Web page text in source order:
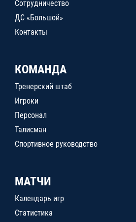
Сотрудничество
ДС «Большой»
Контакты
КОМАНДА
Тренерский штаб
Игроки
Персонал
Талисман
Спортивное руководство
МАТЧИ
Календарь игр
Статистика